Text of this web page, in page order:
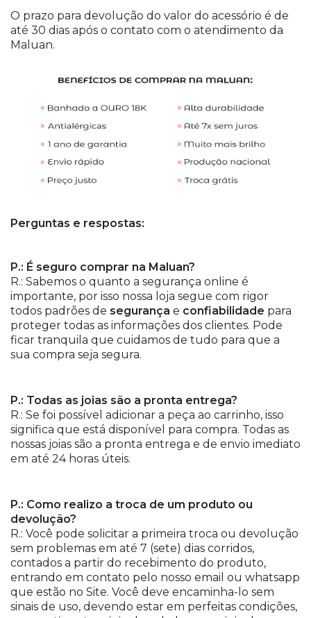
O prazo para devolução do valor do acessório é de
até 30 dias após o contato com o atendimento da
Maluan.
Perguntas e respostas:
P.: É seguro comprar na Maluan?
R.: Sabemos o quanto a segurança online é
importante, por isso nossa loja segue com rigor
todos padrões de segurança e confiabilidade para
proteger todas as informações dos clientes. Pode
ficar tranquila que cuidamos de tudo para que a
sua compra seja segura.
P.: Todas as joias são a pronta entrega?
R.: Se foi possível adicionar a peça ao carrinho, isso
significa que está disponível para compra. Todas as
nossas joias são a pronta entrega e de envio imediato
em até 24 horas úteis.
P.: Como realizo a troca de um produto ou
devolução?
R.: Você pode solicitar a primeira troca ou devolução
sem problemas em até 7 (sete) dias corridos,
contados a partir do recebimento do produto,
entrando em contato pelo nosso email ou whatsapp
que estão no Site. Você deve encaminha-lo sem
sinais de uso, devendo estar em perfeitas condições,